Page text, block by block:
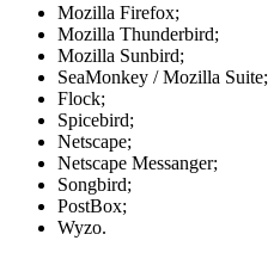
Mozilla Firefox;
Mozilla Thunderbird;
Mozilla Sunbird;
SeaMonkey / Mozilla Suite;
Flock;
Spicebird;
Netscape;
Netscape Messanger;
Songbird;
PostBox;
Wyzo.